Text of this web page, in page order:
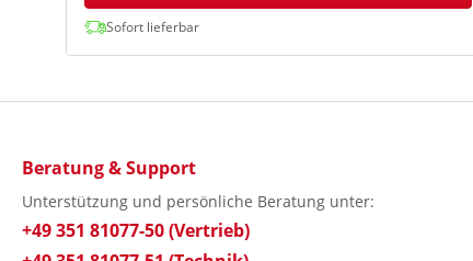
Verwaltung. Highlights Erweitert die Sichtbarkeit
und Sicherheit auf alle Geräte, einschließlich nicht
passivem Modus Liefert vorhersehbare Leistung mit
Provisioning (ZTP) Unterstützt die zentralisierte
Verwaltung mit Panorama™
Netzwerksicherheitsmanagement Wichtige
Sicherheits- und Konnektivitätsfunktionen ML-
gestützte Firewall der nächsten Generation
Sofort lieferbar
Beratung & Support
Unterstützung und persönliche Beratung unter:
+49 351 81077-50 (Vertrieb)